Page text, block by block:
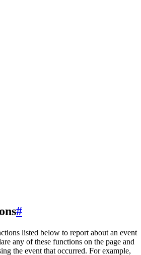
#
listed below to report about an event
any of these functions on the page and
the event that occurred. For example,